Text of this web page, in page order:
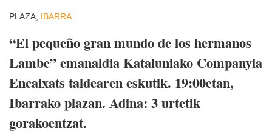
PLAZA, IBARRA
“El pequeño gran mundo de los hermanos
Lambe” emanaldia Kataluniako Companyia
Encaixats taldearen eskutik. 19:00etan,
Ibarrako plazan. Adina: 3 urtetik
gorakoentzat.